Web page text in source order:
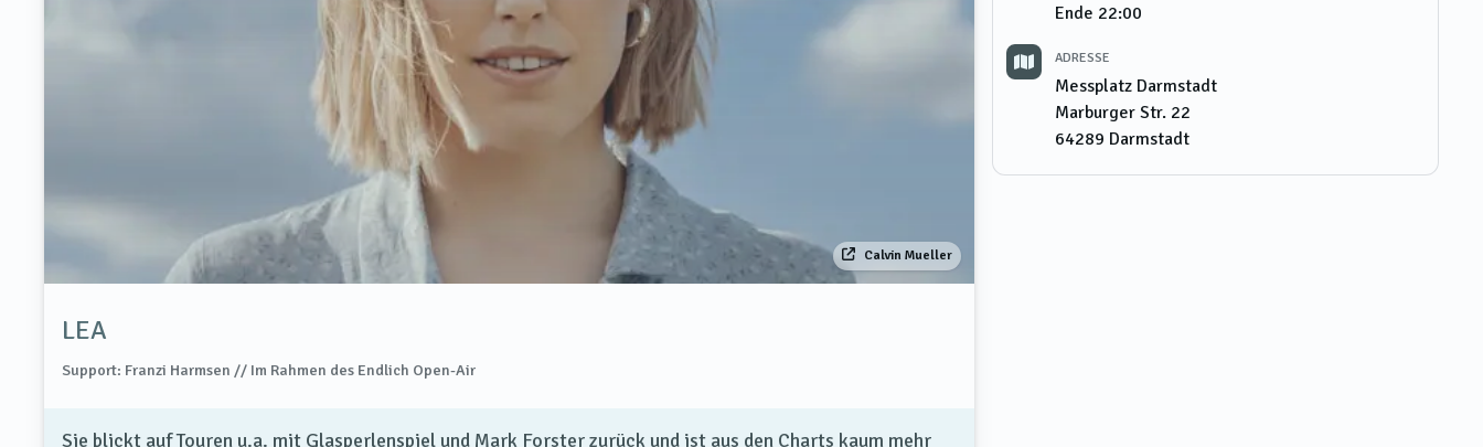
Calvin Mueller
LEA
Support: Franzi Harmsen // Im Rahmen des Endlich Open-Air
Sie blickt auf Touren u.a. mit Glasperlenspiel und Mark Forster zurück und ist aus den Charts kaum mehr
Ende 22:00
ADRESSE
Messplatz Darmstadt
Marburger Str. 22
64289 Darmstadt